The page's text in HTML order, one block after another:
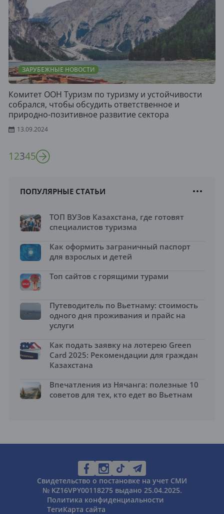
ЗАРУБЕЖНЫЕ НОВОСТИ
Комитет ООН Туризм по туризму и устойчивости
собрался, чтобы обсудить ответственное и
природно-позитивное развитие сектора
13.09.2024
12345
ПОПУЛЯРНЫЕ СТАТЬИ
ТОП ВУЗов Казахстана, где готовят
специалистов туризма
Как оформить заграничный паспорт
для взрослых и детей
Топ сайтов с горящими турами
Путеводитель по Вьетнаму: стоимость
одного дня проживания и прайс на
услуги
Как подать заявку на лотерею Green
Card 2025: Рекомендации для граждан
Казахстана
Впечатления из Нячанга: полезные 10
советов для тех, кто едет во Вьетнам
Свидетельство о постановке на учет СМИ
№ KZ16VPY00118275 выдано 25.04.2025.
Политика конфиденциальности
ТегиКарта сайта